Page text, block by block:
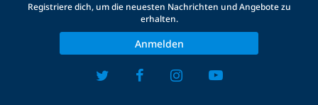
Registriere dich, um die neuesten Nachrichten und Angebote zu
erhalten.
Anmelden